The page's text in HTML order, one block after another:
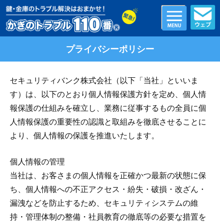
プライバシーポリシー
セキュリティバンク株式会社（以下「当社」といいま
す）は、以下のとおり個人情報保護方針を定め、個人情
報保護の仕組みを確立し、業務に従事するもの全員に個
人情報保護の重要性の認識と取組みを徹底させることに
より、個人情報の保護を推進いたします。
個人情報の管理
当社は、お客さまの個人情報を正確かつ最新の状態に保
ち、個人情報への不正アクセス・紛失・破損・改ざん・
漏洩などを防止するため、セキュリティシステムの維
持・管理体制の整備・社員教育の徹底等の必要な措置を